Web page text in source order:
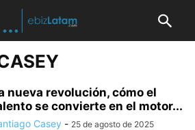
nueva revolución, cómo el
se convierte en el motor...
Casey - 25 de agosto de 2025